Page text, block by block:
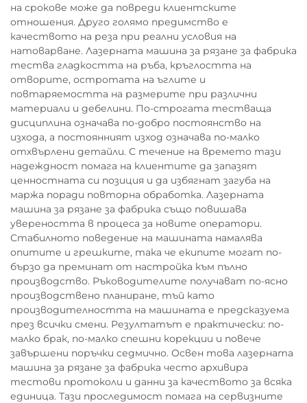
на срокове може да повреди клиентските
отношения. Друго голямо предимство е
качеството на реза при реални условия на
натоварване. Лазерната машина за рязане за фабрика
тества гладкостта на ръба, кръглостта на
отворите, остротата на ъглите и
повтаряемостта на размерите при различни
материали и дебелини. По-строгата тестваща
дисциплина означава по-добро постоянство на
изхода, а постоянният изход означава по-малко
отхвърлени детайли. С течение на времето тази
надеждност помага на клиентите да запазят
ценностната си позиция и да избягнат загуба на
маржа поради повторна обработка. Лазерната
машина за рязане за фабрика също повишава
увереността в процеса за новите оператори.
Стабилното поведение на машината намалява
опитите и грешките, така че екипите могат по-
бързо да преминат от настройка към пълно
производство. Ръководителите получават по-ясно
производствено планиране, тъй като
производителността на машината е предсказуема
през всички смени. Резултатът е практически: по-
малко брак, по-малко спешни корекции и повече
завършени поръчки седмично. Освен това лазерната
машина за рязане за фабрика често архивира
тестови протоколи и данни за качеството за всяка
единица. Тази проследимост помага на сервизните